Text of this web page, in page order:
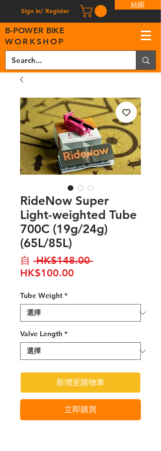
Sign In/ Register
結賬
B-POWER BIKE
WORKSHOP
RideNow Super
Light-weighted Tube
700C (19g/24g)
(65L/85L)
自 HK$148.00 一
HK$100.00
Tube Weight *
Valve Length *
新增至購物車
立即購買